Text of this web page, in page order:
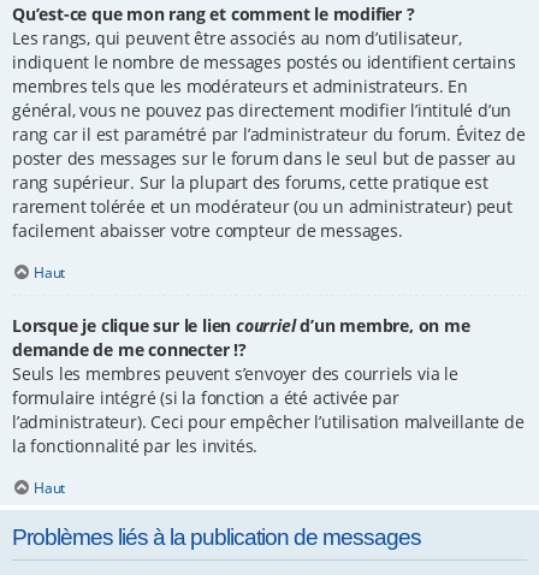
Qu’est-ce que mon rang et comment le modifier ?
Les rangs, qui peuvent être associés au nom d’utilisateur,
indiquent le nombre de messages postés ou identifient certains
membres tels que les modérateurs et administrateurs. En
général, vous ne pouvez pas directement modifier l’intitulé d’un
rang car il est paramétré par l’administrateur du forum. Évitez de
poster des messages sur le forum dans le seul but de passer au
rang supérieur. Sur la plupart des forums, cette pratique est
rarement tolérée et un modérateur (ou un administrateur) peut
facilement abaisser votre compteur de messages.
Haut
Lorsque je clique sur le lien courrield’un membre, on me
demande de me connecter !?
Seuls les membres peuvent s’envoyer des courriels via le
formulaire intégré (si la fonction a été activée par
l’administrateur). Ceci pour empêcher l’utilisation malveillante de
la fonctionnalité par les invités.
Haut
Problèmes liés à la publication de messages